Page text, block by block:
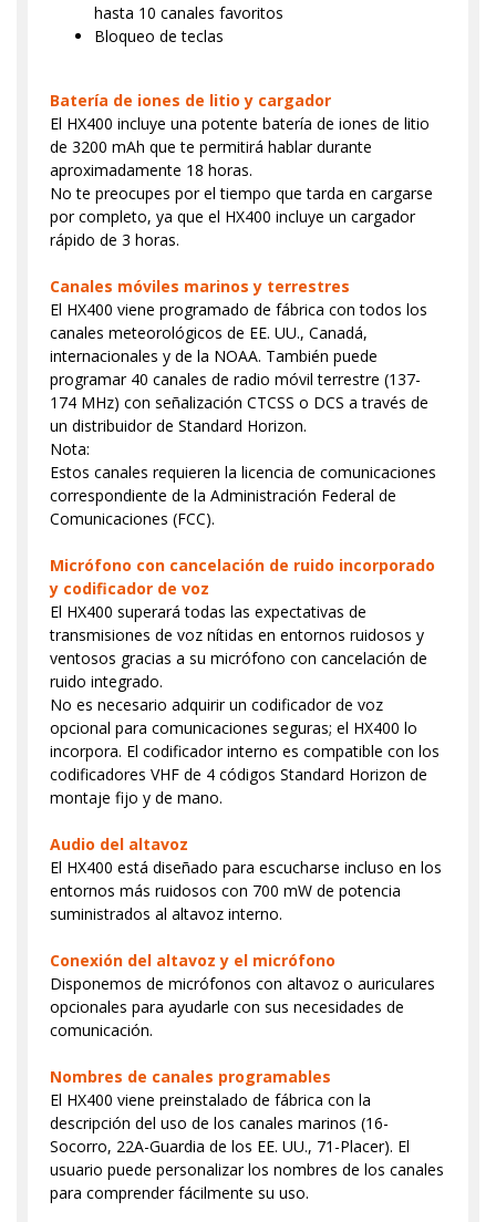
hasta 10 canales favoritos
Bloqueo de teclas
Batería de iones de litio y cargador
El HX400 incluye una potente batería de iones de litio
de 3200 mAh que te permitirá hablar durante
aproximadamente 18 horas.
No te preocupes por el tiempo que tarda en cargarse
por completo, ya que el HX400 incluye un cargador
rápido de 3 horas.
Canales móviles marinos y terrestres
El HX400 viene programado de fábrica con todos los
canales meteorológicos de EE. UU., Canadá,
internacionales y de la NOAA. También puede
programar 40 canales de radio móvil terrestre (137-
174 MHz) con señalización CTCSS o DCS a través de
un distribuidor de Standard Horizon.
Nota:
Estos canales requieren la licencia de comunicaciones
correspondiente de la Administración Federal de
Comunicaciones (FCC).
Micrófono con cancelación de ruido incorporado
y codificador de voz
El HX400 superará todas las expectativas de
transmisiones de voz nítidas en entornos ruidosos y
ventosos gracias a su micrófono con cancelación de
ruido integrado.
No es necesario adquirir un codificador de voz
opcional para comunicaciones seguras; el HX400 lo
incorpora. El codificador interno es compatible con los
codificadores VHF de 4 códigos Standard Horizon de
montaje fijo y de mano.
Audio del altavoz
El HX400 está diseñado para escucharse incluso en los
entornos más ruidosos con 700 mW de potencia
suministrados al altavoz interno.
Conexión del altavoz y el micrófono
Disponemos de micrófonos con altavoz o auriculares
opcionales para ayudarle con sus necesidades de
comunicación.
Nombres de canales programables
El HX400 viene preinstalado de fábrica con la
descripción del uso de los canales marinos (16-
Socorro, 22A-Guardia de los EE. UU., 71-Placer). El
usuario puede personalizar los nombres de los canales
para comprender fácilmente su uso.